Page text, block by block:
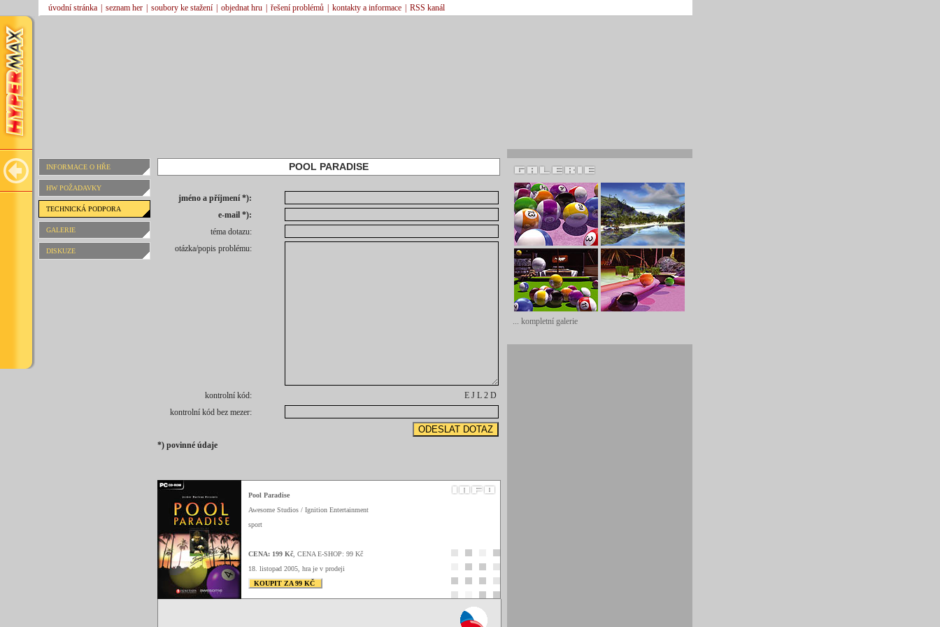
úvodní stránka seznam her soubory ke stažení objednat hru řešení problémů kontakty a informace RSS kanál
INFORMACE O HŘE
HW POŽADAVKY
TECHNICKÁ PODPORA
GALERIE
DISKUZE
POOL PARADISE
jméno a příjmení *):
e-mail *):
téma dotazu:
otázka/popis problému:
kontrolní kód:
E J L 2 D
kontrolní kód bez mezer:
*) povinné údaje
Pool Paradise
Awesome Studios / Ignition Entertainment
sport
CENA: 199 Kč , CENA E-SHOP: 99 Kč
18. listopad 2005, hra je v prodeji
KOUPIT ZA 99 KČ
... kompletní galerie